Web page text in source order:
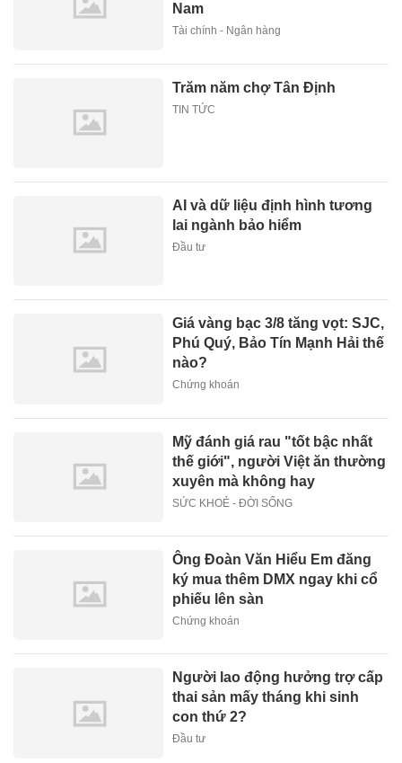
Nam
Tài chính - Ngân hàng
Trăm năm chợ Tân Định
TIN TỨC
AI và dữ liệu định hình tương
lai ngành bảo hiểm
Đầu tư
Giá vàng bạc 3/8 tăng vọt: SJC,
Phú Quý, Bảo Tín Mạnh Hải thế
nào?
Chứng khoán
Mỹ đánh giá rau "tốt bậc nhất
thế giới", người Việt ăn thường
xuyên mà không hay
SỨC KHOẺ - ĐỜI SỐNG
Ông Đoàn Văn Hiểu Em đăng
ký mua thêm DMX ngay khi cổ
phiếu lên sàn
Chứng khoán
Người lao động hưởng trợ cấp
thai sản mấy tháng khi sinh
con thứ 2?
Đầu tư